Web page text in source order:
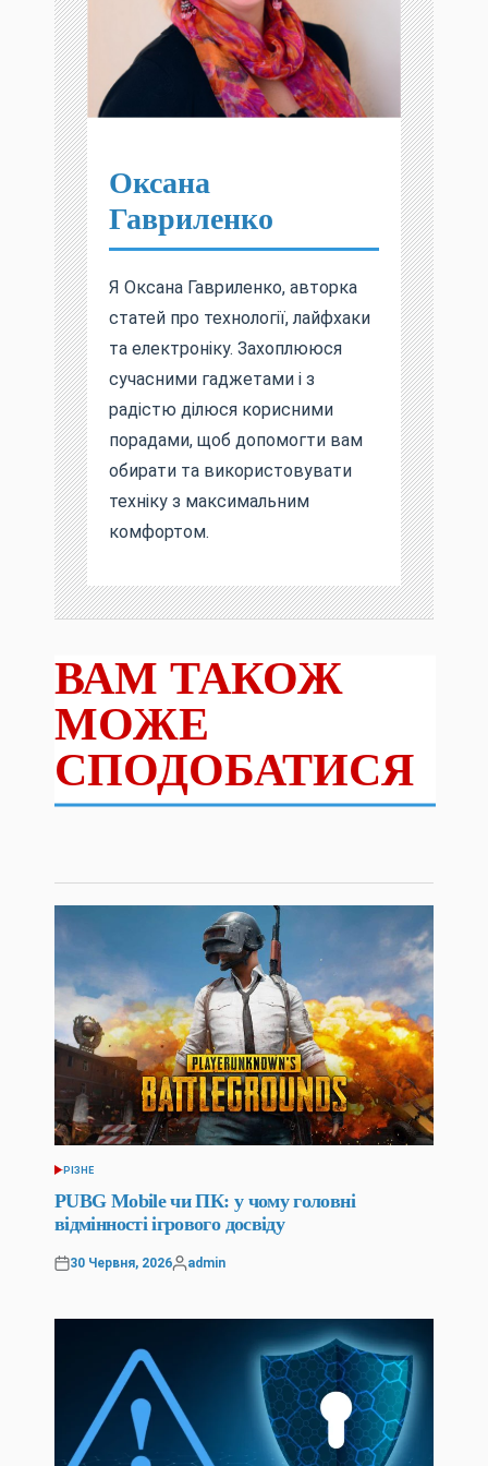
Оксана
Гавриленко
Я Оксана Гавриленко, авторка
статей про технології, лайфхаки
та електроніку. Захоплююся
сучасними гаджетами і з
радістю ділюся корисними
порадами, щоб допомогти вам
обирати та використовувати
техніку з максимальним
комфортом.
ВАМ ТАКОЖ
МОЖЕ
СПОДОБАТИСЯ
ОПУБЛІКУВАТИ
У
РІЗНЕ
PUBG Mobile чи ПК: у чому головні
відмінності ігрового досвіду
Оприлюднено
30 Червня, 2026
Опубліковано
admin